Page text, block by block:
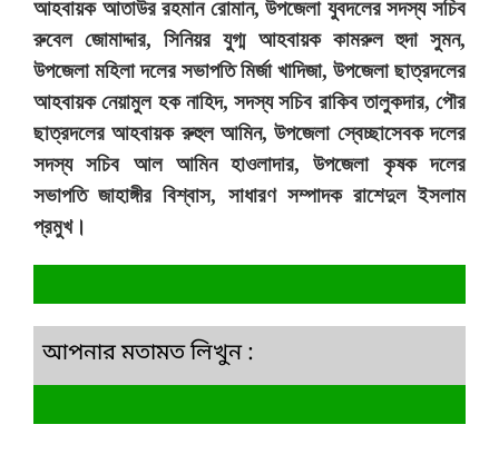
আহবায়ক আতাউর রহমান রোমান, উপজেলা যুবদলের সদস্য সচিব
রুবেল জোমাদ্দার, সিনিয়র যুগ্ম আহবায়ক কামরুল হুদা সুমন,
উপজেলা মহিলা দলের সভাপতি মির্জা খাদিজা, উপজেলা ছাত্রদলের
আহবায়ক নেয়ামুল হক নাহিদ, সদস্য সচিব রাকিব তালুকদার, পৌর
ছাত্রদলের আহবায়ক রুহুল আমিন, উপজেলা স্বেচ্ছাসেবক দলের
সদস্য সচিব আল আমিন হাওলাদার, উপজেলা কৃষক দলের
সভাপতি জাহাঙ্গীর বিশ্বাস, সাধারণ সম্পাদক রাশেদুল ইসলাম
প্রমুখ।
আপনার মতামত লিখুন :